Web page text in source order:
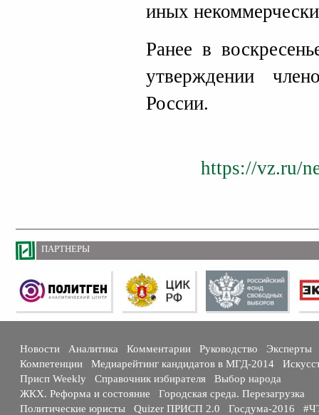
иных
Ранее в
утверждении
России.
https://vz.ru/
ПАРТНЕРЫ
Новости Аналитика Комментарии Руководство
Эксперты
Компетенции
Медиарейтинг кандидатов в МГД-2014
Присп Weekly
Справочник избирателя
Выбор народа
ЖКХ. Реформа и состояние
Городская среда. Перезагрузка
Политические юристы
Quizer ПРИСП 2.0 Госдума-2016